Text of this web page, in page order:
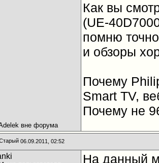
Как вы
(UE-
помню
и обзоры
Почему
Smart TV,
Почему не
06.09.2011, 02:52
На данный